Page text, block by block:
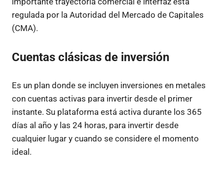
regulada por la Autoridad del Mercado de Capitales
(CMA).
Cuentas clásicas de inversión
Es un plan donde se incluyen inversiones en metales
con cuentas activas para invertir desde el primer
instante. Su plataforma está activa durante los 365
días al año y las 24 horas, para invertir desde
cualquier lugar y cuando se considere el momento
ideal.